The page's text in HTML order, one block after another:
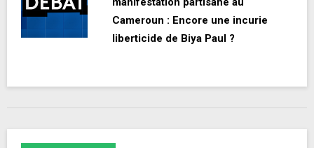
Cameroun : Encore une incurie
liberticide de Biya Paul ?